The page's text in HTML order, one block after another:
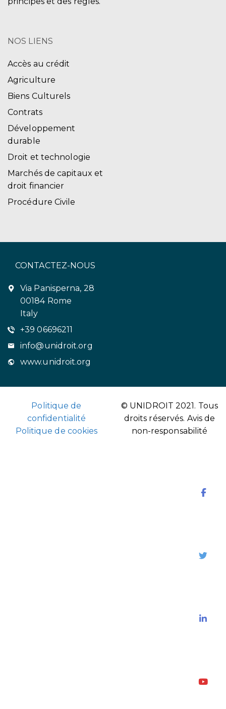
NOS LIENS
Accès au crédit
Agriculture
Biens Culturels
Contrats
Développement
durable
Droit et technologie
Marchés de capitaux et
droit financier
Procédure Civile
CONTACTEZ-NOUS
Via Panisperna, 28
00184 Rome
Italy
+39 06696211
info@unidroit.org
www.unidroit.org
Politique de
confidentialité
Politique de cookies
© UNIDROIT 2021. Tous
droits réservés. Avis de
non-responsabilité